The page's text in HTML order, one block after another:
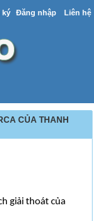
ký Đăng nhập Liên hệ
CỦA THANH
giải thoát của